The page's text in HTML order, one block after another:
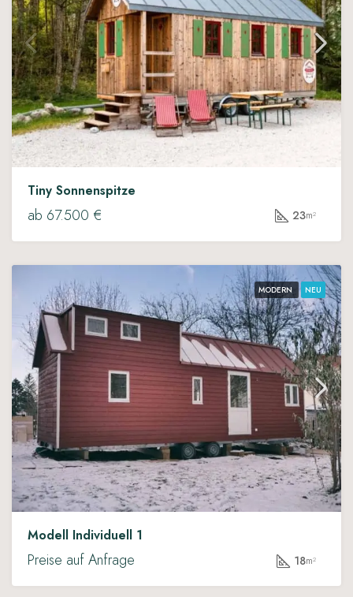
Tiny Sonnenspitze
ab 67.500 € 23m²
MODERN NEU
Modell Individuell 1
Preise auf Anfrage 18m²